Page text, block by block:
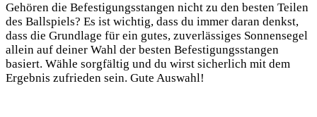
Gehören die Befestigungsstangen nicht zu den besten Teilen
des Ballspiels? Es ist wichtig, dass du immer daran denkst,
dass die Grundlage für ein gutes, zuverlässiges Sonnensegel
allein auf deiner Wahl der besten Befestigungsstangen
basiert. Wähle sorgfältig und du wirst sicherlich mit dem
Ergebnis zufrieden sein. Gute Auswahl!